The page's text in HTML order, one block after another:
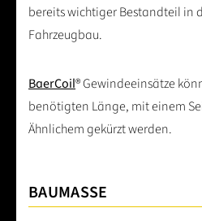
bereits wichtiger Bestandteil in
Fahrzeugbau.
BaerCoil® Gewindeeinsätze
benötigten Länge, mit einem
Ähnlichem gekürzt werden.
BAUMASSE